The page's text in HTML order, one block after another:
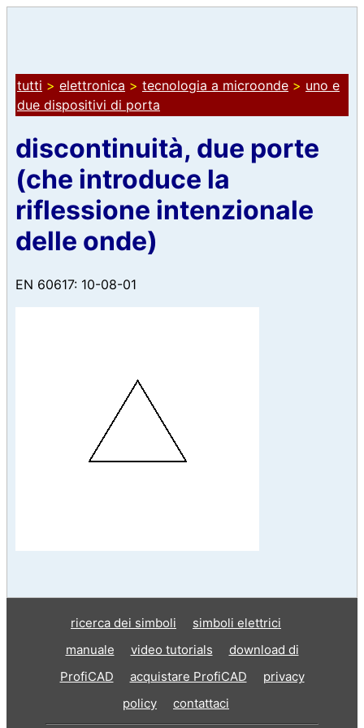
tutti > elettronica > tecnologia a microonde > uno e
due dispositivi di porta
discontinuità, due porte
(che introduce la
riflessione intenzionale
delle onde)
EN 60617: 10-08-01
ricerca dei simboli
simboli elettrici
manuale
video tutorials
download di
ProfiCAD
acquistare ProfiCAD
privacy
policy
contattaci